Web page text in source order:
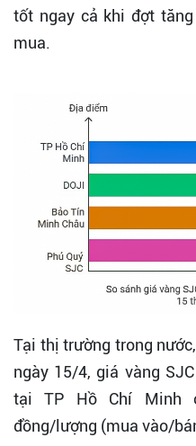
tốt ngay cả khi đợt
mua.
Tại thị trường trong
ngày 15/4, giá vàng
tại TP Hồ Chí Minh
đồng/lượng (mua vào/